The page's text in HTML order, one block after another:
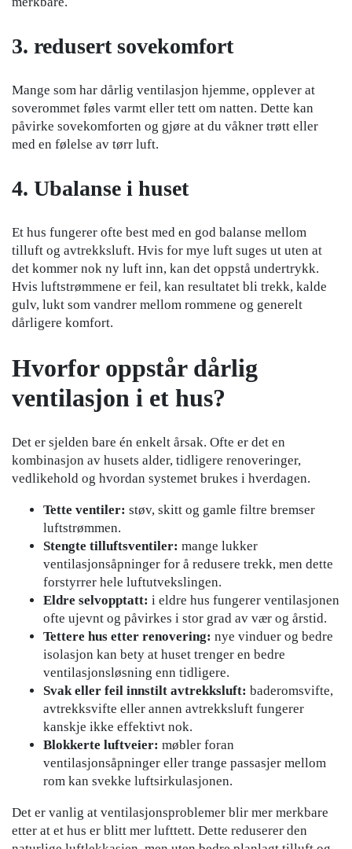
3. redusert sovekomfort
Mange som har dårlig ventilasjon hjemme, opplever at
soverommet føles varmt eller tett om natten. Dette kan
påvirke sovekomforten og gjøre at du våkner trøtt eller
med en følelse av tørr luft.
4. Ubalanse i huset
Et hus fungerer ofte best med en god balanse mellom
tilluft og avtrekksluft. Hvis for mye luft suges ut uten at
det kommer nok ny luft inn, kan det oppstå undertrykk.
Hvis luftstrømmene er feil, kan resultatet bli trekk, kalde
gulv, lukt som vandrer mellom rommene og generelt
dårligere komfort.
Hvorfor oppstår dårlig
ventilasjon i et hus?
Det er sjelden bare én enkelt årsak. Ofte er det en
kombinasjon av husets alder, tidligere renoveringer,
vedlikehold og hvordan systemet brukes i hverdagen.
Tette ventiler: støv, skitt og gamle filtre bremser
luftstrømmen.
Stengte tilluftsventiler: mange lukker
ventilasjonsåpninger for å redusere trekk, men dette
forstyrrer hele luftutvekslingen.
Eldre selvopptatt: i eldre hus fungerer ventilasjonen
ofte ujevnt og påvirkes i stor grad av vær og årstid.
Tettere hus etter renovering: nye vinduer og bedre
isolasjon kan bety at huset trenger en bedre
ventilasjonsløsning enn tidligere.
Svak eller feil innstilt avtrekksluft: baderomsvifte,
avtrekksvifte eller annen avtrekksluft fungerer
kanskje ikke effektivt nok.
Blokkerte luftveier: møbler foran
ventilasjonsåpninger eller trange passasjer mellom
rom kan svekke luftsirkulasjonen.
Det er vanlig at ventilasjonsproblemer blir mer merkbare
etter at et hus er blitt mer lufttett. Dette reduserer den